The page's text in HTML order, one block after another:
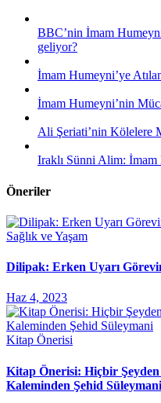
BBC’nin İmam
geliyor?
İmam Humeyni’ye
İmam Humeyni’nin
Ali Şeriati’nin Kölelere
Iraklı Sünni Alim:
Öneriler
Sağlık ve Yaşam
Dilipak: Erken Uyarı
Haz 4, 2023
Kitap Önerisi
Kitap Önerisi: Hiçbir
Kaleminden Şehid Süleymani